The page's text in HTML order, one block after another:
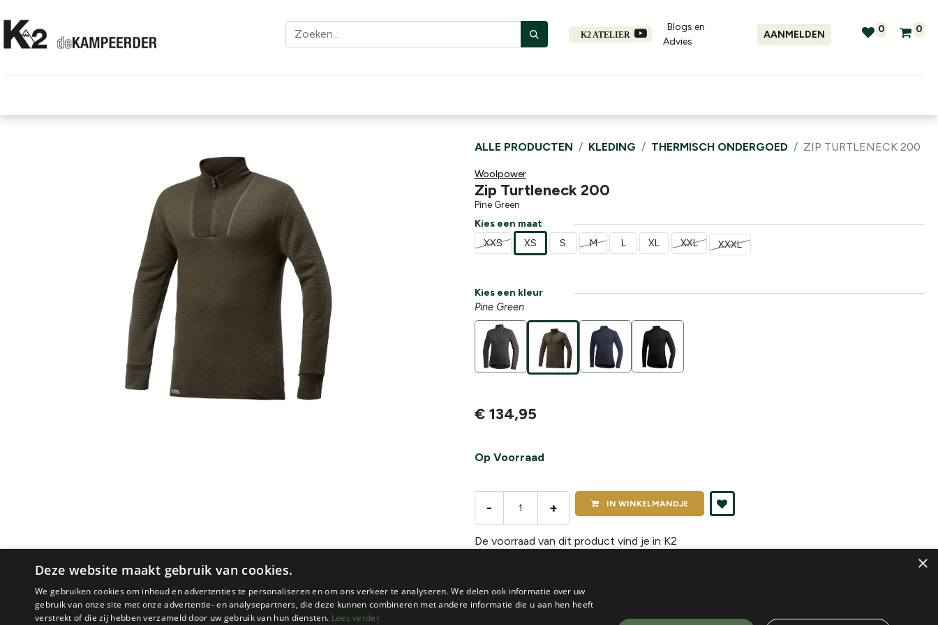
K2 ATELIER
Blogs en
Advies​
AANMELDEN 0 0
ALLE PRODUCTEN KLEDING THERMISCH ONDERGOED ZIP TURTLENECK 200
Woolpower
Zip Turtleneck 200
Pine Green
Kies een maat
XXS
XS S M L XL XXL XXXL
Kies een kleur
Pine Green
€ 134,95
Op Voorraad
- + IN WINKELMANDJE
De voorraad van dit product vind je in K2
×
Deze website maakt gebruik van cookies.
We gebruiken cookies om inhoud en advertenties te personaliseren en om ons verkeer te analyseren. We delen ook informatie over uw
gebruik van onze site met onze advertentie- en analysepartners, die deze kunnen combineren met andere informatie die u aan hen heeft
verstrekt of die zij hebben verzameld door uw gebruik van hun diensten. Lees verder